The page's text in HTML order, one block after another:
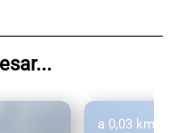
a 0,03 km